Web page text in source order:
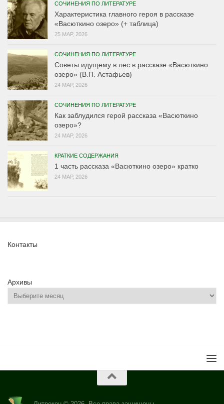
СОЧИНЕНИЯ ПО ЛИТЕРАТУРЕ
Характеристика главного героя в рассказе
«Васюткино озеро» (+ таблица)
25 МАР, 2026
СОЧИНЕНИЯ ПО ЛИТЕРАТУРЕ
Советы идущему в лес в рассказе «Васюткино
озеро» (В.П. Астафьев)
24 МАР, 2026
СОЧИНЕНИЯ ПО ЛИТЕРАТУРЕ
Как заблудился герой рассказа «Васюткино
озеро»?
24 МАР, 2026
КРАТКИЕ СОДЕРЖАНИЯ
1 часть рассказа «Васюткино озеро» кратко
24 МАР, 2026
Контакты
Архивы